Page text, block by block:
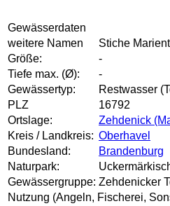
Gewässerdaten
weitere Namen
Stiche
Größe:
-
Tiefe max. (Ø):
-
Gewässertyp:
Restwasser
PLZ
16792
Ortslage:
Zehdenick
Kreis / Landkreis: Oberhavel
Bundesland:
Brandenburg
Naturpark:
Gewässergruppe: Zehdenicker
Nutzung (Angeln, Fischerei,